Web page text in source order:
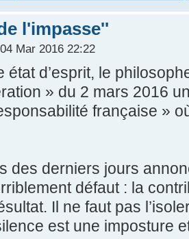
l'impasse''
Mar 2016 22:22
état d’esprit, le
» du 2 mars 2016
française »
des derniers jours
défaut : la
Il ne faut pas
est une imposture